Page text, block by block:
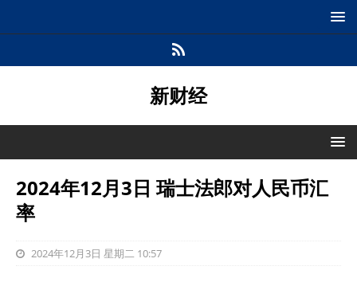
新财经
2024年12月3日 瑞士法郎对人民币汇
率
2024年12月3日 星期二 10:57